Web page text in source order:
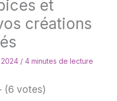
et
créations
2024 / 4 minutes de lecture
(6 votes)